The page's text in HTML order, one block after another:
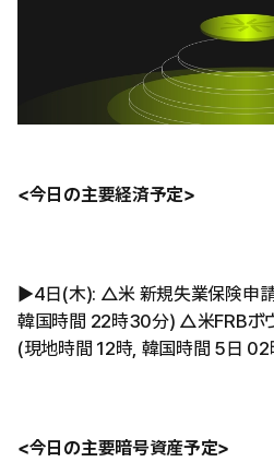
<今日の主要経済予定>
▶︎4日(木): △米 新規失業保険申
韓国時間 22時30分) △米FRBボ
(現地時間 12時, 韓国時間 5日 02
<今日の主要暗号資産予定>